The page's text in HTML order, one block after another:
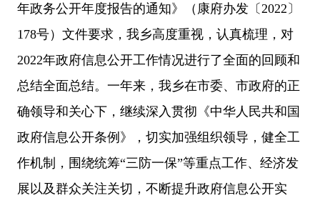
年政务公开年度报告的通知》（康府办发〔2022〕
178号）文件要求，我乡高度重视，认真梳理，对
2022年政府信息公开工作情况进行了全面的回顾和
总结全面总结。 一年来，我乡在市委、市政府的正
确领导和关心下，继续深入贯彻《中华人民共和国
政府信息公开条例》， 切实加强组织领导，健全工
作机制
，围绕统筹“三防一保”等重点工作、经济发
展以及群众关注关切，不断提升政府信息公开实